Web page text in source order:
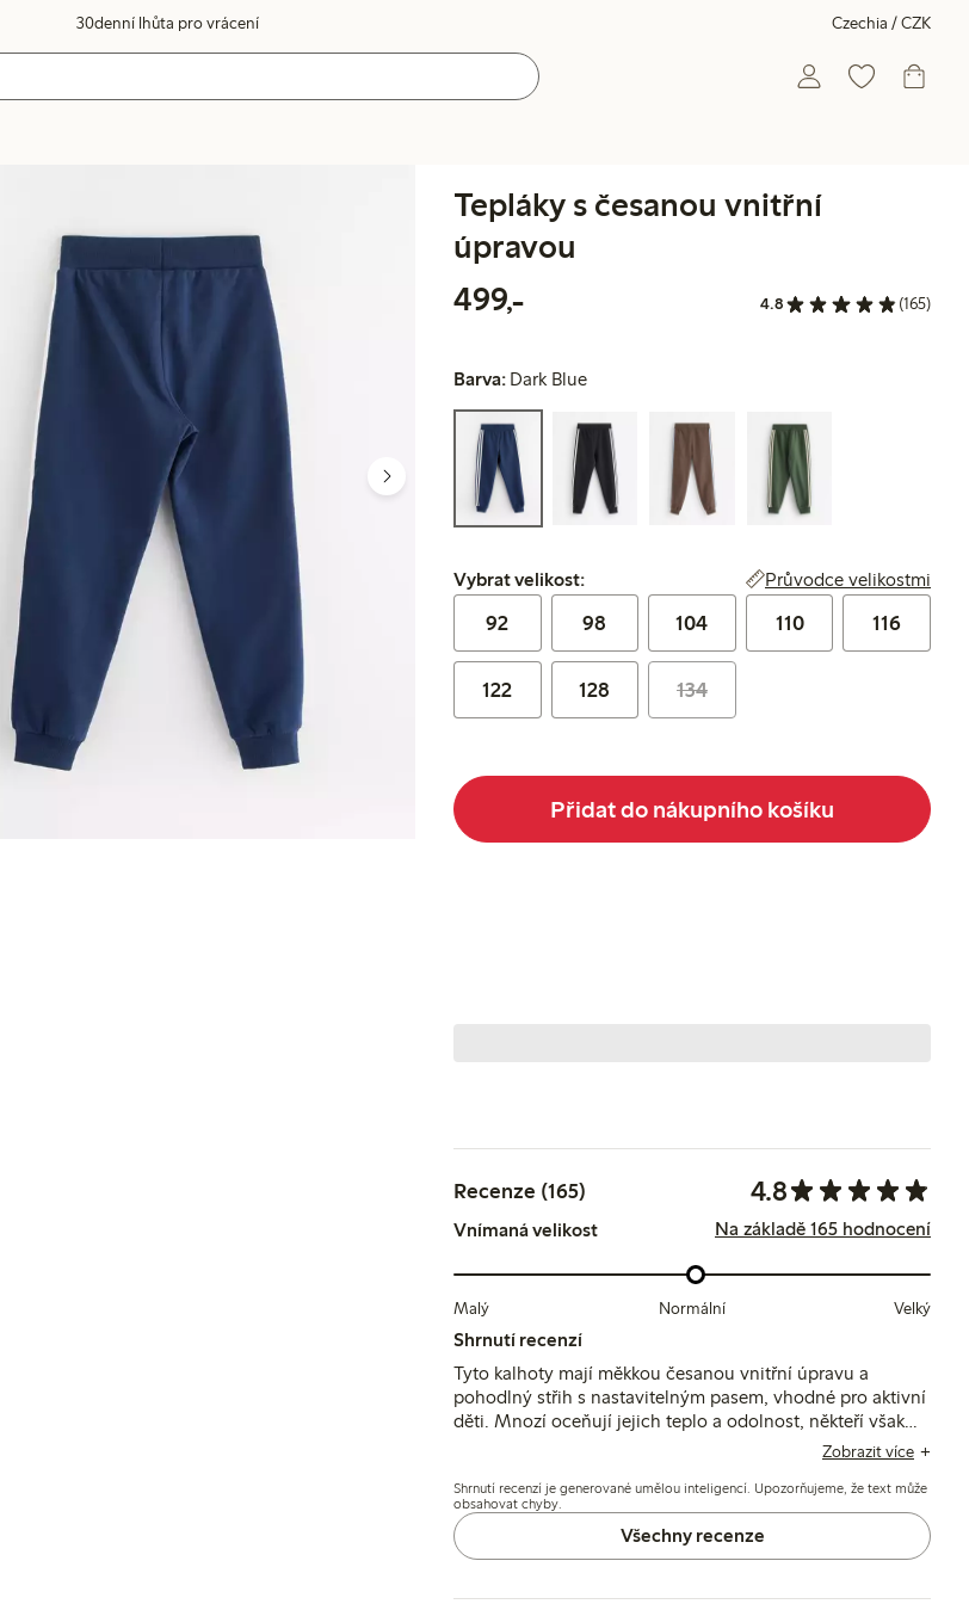
30denní lhůta pro vrácení Czechia / CZK
Tepláky s česanou vnitřní
úpravou
499,-
4.8 (165)
Barva: Dark Blue
Vybrat velikost:
Vybrat velikost: Průvodce velikostmi
92 98 104 110 116
122 128 134
Přidat do nákupního košíku
Recenze (165) 4.8
Vnímaná velikost Na základě 165 hodnocení
Malý Normální Velký
Shrnutí recenzí
Tyto kalhoty mají měkkou česanou vnitřní úpravu a
pohodlný střih s nastavitelným pasem, vhodné pro aktivní
děti. Mnozí oceňují jejich teplo a odolnost, někteří však
uvádějí, že látka může být v létě příliš silná, a pár uživatelů
po omezeném používání.
Zobrazit více
Shrnutí recenzí je generované umělou inteligencí. Upozorňujeme, že text může
obsahovat chyby.
Všechny recenze